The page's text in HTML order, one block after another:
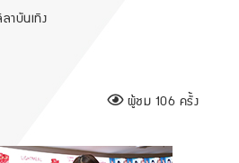
บันเทิง
ผู้ชม 106 ครั้ง